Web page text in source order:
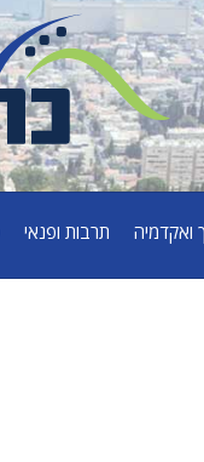
ואקדמיה תרבות ופנאי